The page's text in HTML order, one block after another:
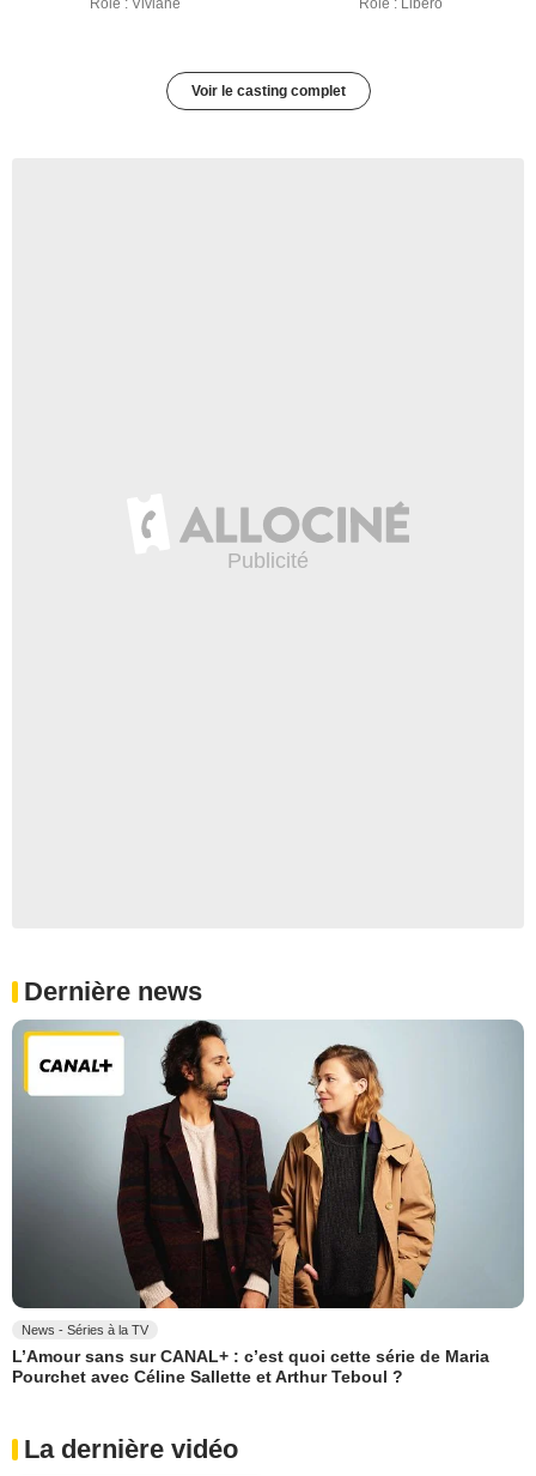
Rôle : Viviane Rôle : Libero
Voir le casting complet
Dernière news
News - Séries à la TV
L’Amour sans sur CANAL+ : c’est quoi cette série de Maria
Pourchet avec Céline Sallette et Arthur Teboul ?
La dernière vidéo